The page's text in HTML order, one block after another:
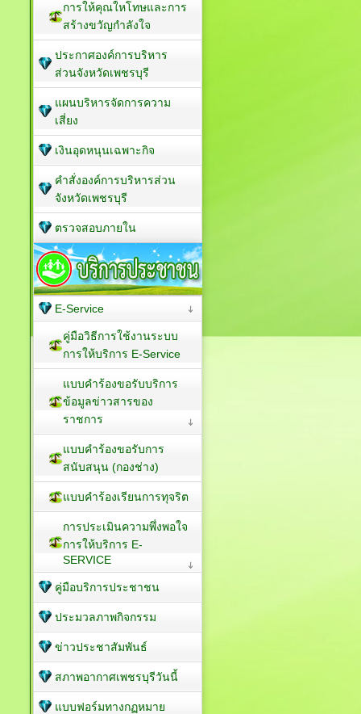
การให้คุณใหโทษและการ
สร้างขวัญกำลังใจ
ประกาศองค์การบริหาร
ส่วนจังหวัดเพชรบุรี
แผนบริหารจัดการความ
เสี่ยง
เงินอุดหนุนเฉพาะกิจ
คำสั่งองค์การบริหารส่วน
จังหวัดเพชรบุรี
ตรวจสอบภายใน
E-Service
คู่มือวิธีการใช้งานระบบ
การให้บริการ E-Service
แบบคำร้องขอรับบริการ
ข้อมูลข่าวสารของ
ราชการ
แบบคำร้องขอรับการ
สนับสนุน (กองช่าง)
แบบคำร้องเรียนการทุจริต
การประเมินความพึ่งพอใจ
การให้บริการ E-
SERVICE
คู่มือบริการประชาชน
ประมวลภาพกิจกรรม
ข่าวประชาสัมพันธ์
สภาพอากาศเพชรบุรีวันนี้
แบบฟอร์มทางกฏหมาย